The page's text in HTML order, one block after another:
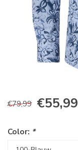
€79,99 €55,99
Color: *